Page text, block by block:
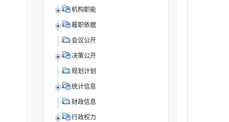
机构职能
履职依据
会议公开
决策公开
规划计划
统计信息
财政信息
行政权力